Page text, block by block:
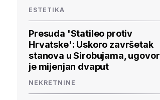
ESTETIKA
Presuda 'Statileo protiv
Hrvatske': Uskoro završetak
stanova u Sirobujama, ugovor
je mijenjan dvaput
NEKRETNINE